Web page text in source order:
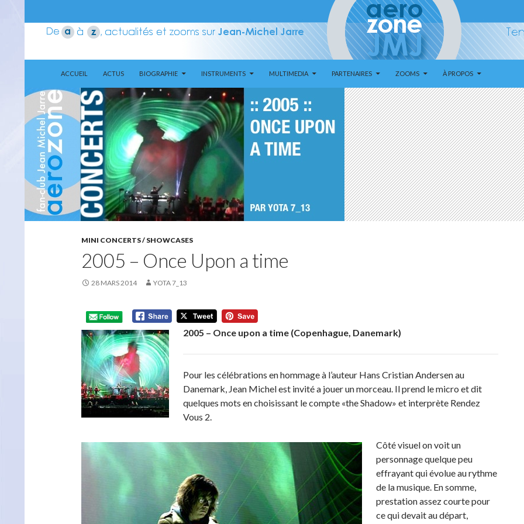
Aerozone JMJ
ACCUEIL
ACTUS BIOGRAPHIE INSTRUMENTS MULTIMEDIA PARTENAIRES ZOOMS À PROPOS
MINI CONCERTS / SHOWCASES
2005 – Once Upon a time
28 MARS 2014 YOTA 7_13
2005 – Once upon a time (Copenhague, Danemark)
Pour les célébrations en hommage à l’auteur Hans Cristian Andersen au
Danemark, Jean Michel est invité a jouer un morceau. Il prend le micro et dit
quelques mots en choisissant le compte «the Shadow» et interprète Rendez
Vous 2.
Côté visuel on voit un
personnage quelque peu
effrayant qui évolue au rythme
de la musique. En somme,
prestation assez courte pour
ce qui devait au départ,